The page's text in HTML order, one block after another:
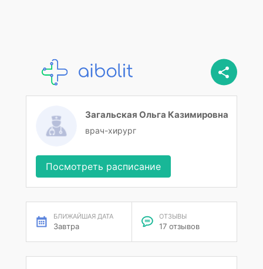
Загальская Ольга Казимировна
врач-хирург
Посмотреть расписание
БЛИЖАЙШАЯ ДАТА
Завтра
ОТЗЫВЫ
17 отзывов